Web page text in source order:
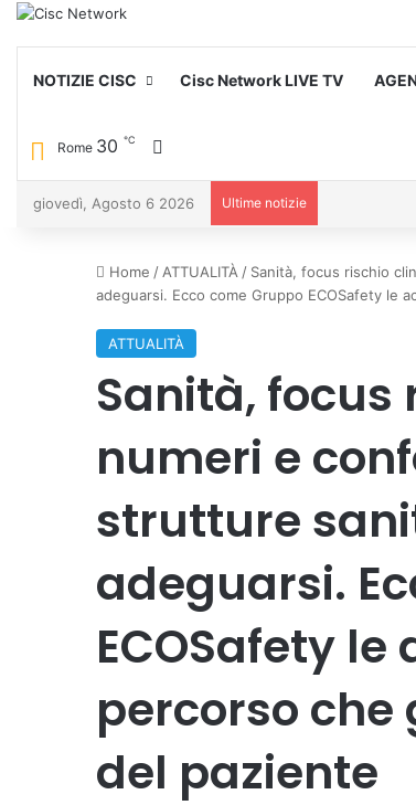
NOTIZIE CISC Cisc Network LIVE TV
Rome 30 ℃
giovedì, Agosto 6 2026 Ultime notizie
Home / ATTUALITÀ / Sanità, focus rischio
adeguarsi. Ecco come Gruppo ECOSafety le
ATTUALITÀ
Sanità, focus
numeri e
strutture
adeguarsi.
ECOSafety
percorso
del paziente